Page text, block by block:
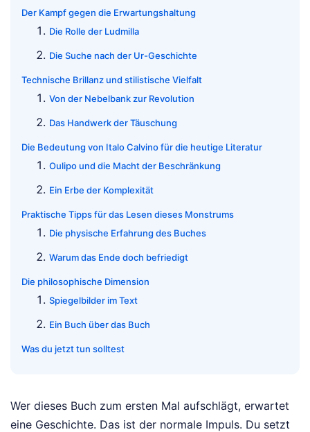
Der Kampf gegen die Erwartungshaltung
Die Rolle der Ludmilla
Die Suche nach der Ur-Geschichte
Technische Brillanz und stilistische Vielfalt
Von der Nebelbank zur Revolution
Das Handwerk der Täuschung
Die Bedeutung von Italo Calvino für die heutige Literatur
Oulipo und die Macht der Beschränkung
Ein Erbe der Komplexität
Praktische Tipps für das Lesen dieses Monstrums
Die physische Erfahrung des Buches
Warum das Ende doch befriedigt
Die philosophische Dimension
Spiegelbilder im Text
Ein Buch über das Buch
Was du jetzt tun solltest
Wer dieses Buch zum ersten Mal aufschlägt, erwartet
eine Geschichte. Das ist der normale Impuls. Du setzt